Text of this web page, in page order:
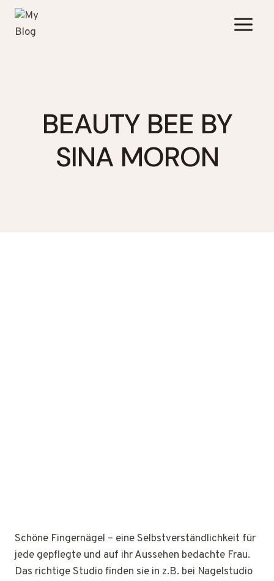
Zum
Inhalt
springen
BEAUTY BEE BY
SINA MORON
Schöne Fingernägel – eine Selbstverständlichkeit für
jede gepflegte und auf ihr Aussehen bedachte Frau.
Das richtige Studio finden sie in z.B. bei Nagelstudio